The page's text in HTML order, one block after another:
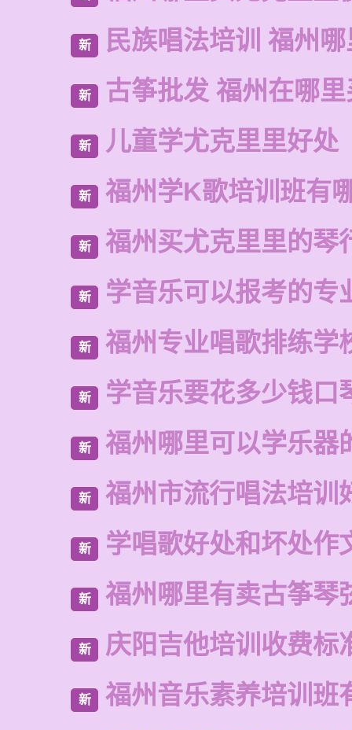
新 民族唱法培训 福州
新 古筝批发 福州在哪
新 儿童学尤克里里好处
新 福州学K歌培训班有
新 福州买尤克里里的琴
新 学音乐可以报考的专
新 福州专业唱歌排练学
新 学音乐要花多少钱口
新 福州哪里可以学乐器
新 福州市流行唱法培训
新 学唱歌好处和坏处作
新 福州哪里有卖古筝琴
新 庆阳吉他培训收费标
新 福州音乐素养培训班